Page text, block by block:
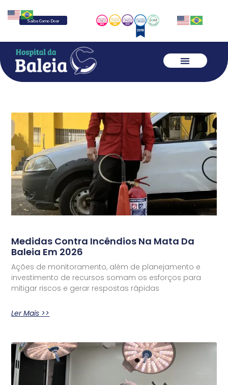
Saiba Como Doar
Medidas Contra Incêndios Na Mata Da
Baleia Em 2026
Ações de monitoramento, além de planejamento e
investimento de recursos somam os esforços para
mitigar riscos e gerar respostas rápidas
Ler Mais >>